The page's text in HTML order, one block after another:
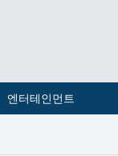
엔터테인먼트